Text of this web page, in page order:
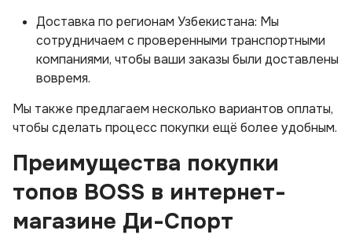
Доставка по регионам Узбекистана: Мы
сотрудничаем с проверенными транспортными
компаниями, чтобы ваши заказы были доставлены
вовремя.
Мы также предлагаем несколько вариантов оплаты,
чтобы сделать процесс покупки ещё более удобным.
Преимущества покупки
топов BOSS в интернет-
магазине Ди-Спорт